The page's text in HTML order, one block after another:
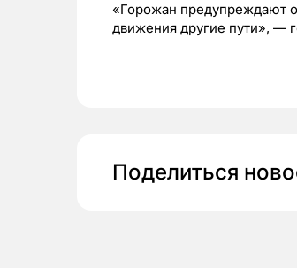
«Горожан предупреждают
движения другие пути», —
Поделиться